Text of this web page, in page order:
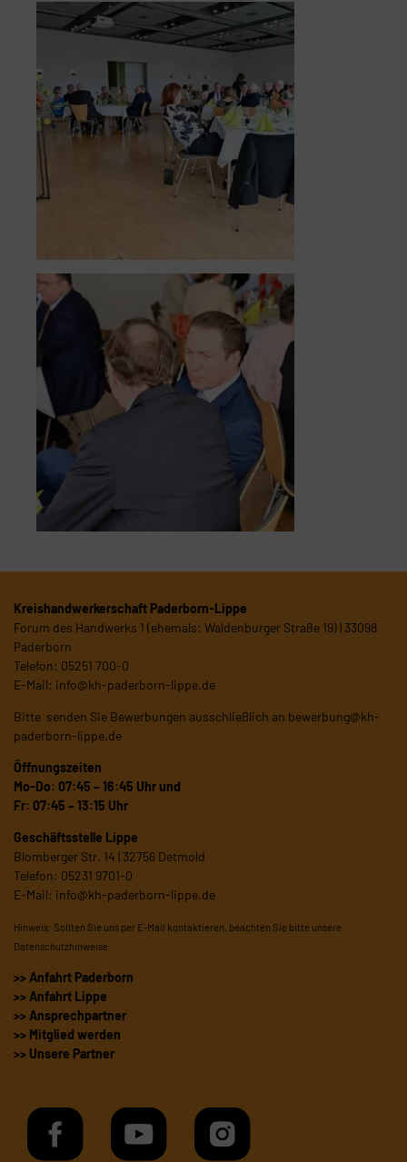
Kreishandwerkerschaft Paderborn-Lippe
Forum des Handwerks 1 (ehemals: Waldenburger Straße 19) | 33098
Paderborn
Telefon: 05251 700-0
E-Mail: info@kh-paderborn-lippe.de
Bitte senden Sie Bewerbungen ausschließlich an bewerbung@kh-
paderborn-lippe.de
Öffnungszeiten
Mo-Do: 07:45 – 16:45 Uhr und
Fr: 07:45 – 13:15 Uhr
Geschäftsstelle Lippe
Blomberger Str. 14 | 32756 Detmold
Telefon: 05231 9701-0
E-Mail: info@kh-paderborn-lippe.de
Hinweis: Sollten Sie uns per E-Mail kontaktieren, beachten Sie bitte unsere
Datenschutzhinweise
>> Anfahrt Paderborn
>> Anfahrt Lippe
>> Ansprechpartner
>> Mitglied werden
>> Unsere Partner